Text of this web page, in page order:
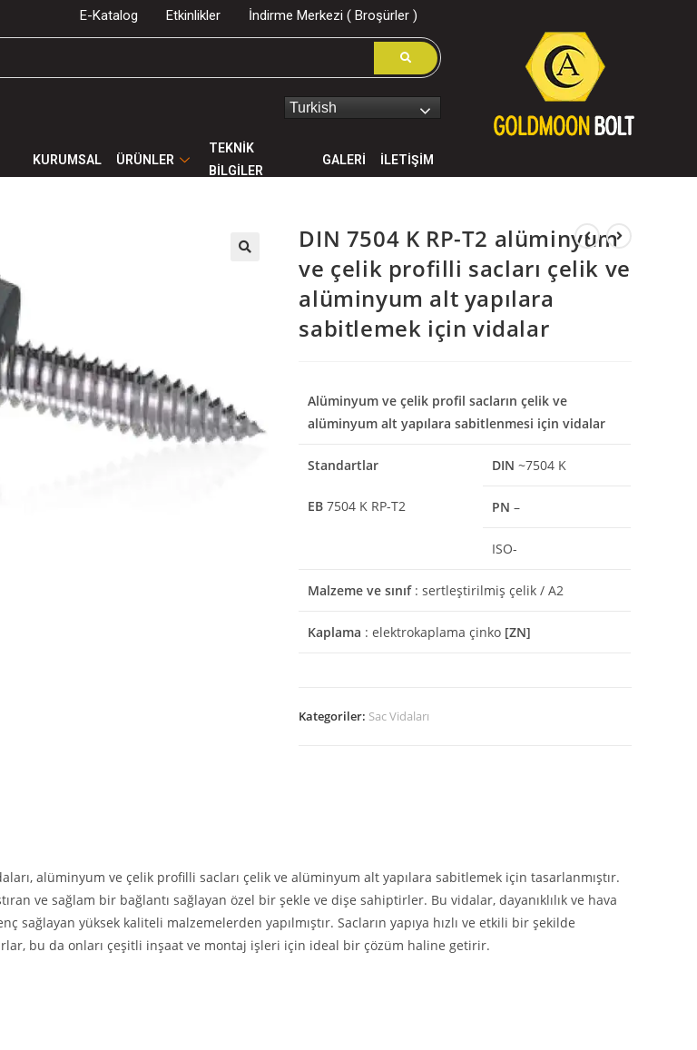
E-Katalog Etkinlikler İndirme Merkezi ( Broşürler )
Turkish
KURUMSAL ÜRÜNLER
TEKNİK
BİLGİLER
GALERİ İLETİŞİM
DIN 7504 K RP-T2 alüminyum
ve çelik profilli sacları çelik ve
alüminyum alt yapılara
sabitlemek için vidalar
Alüminyum ve çelik profil sacların çelik ve
alüminyum alt yapılara sabitlenmesi için vidalar
Standartlar
EB 7504 K RP-T2
DIN ~7504 K
PN –
ISO-
Malzeme ve sınıf: sertleştirilmiş çelik / A2
Kaplama : elektrokaplama çinko [ZN]
Kategoriler: Sac Vidaları
alüminyum ve çelik profilli sacları çelik ve alüminyum alt yapılara sabitlemek için tasarlanmıştır.
ve sağlam bir bağlantı sağlayan özel bir şekle ve dişe sahiptirler. Bu vidalar, dayanıklılık ve hava
sağlayan yüksek kaliteli malzemelerden yapılmıştır. Sacların yapıya hızlı ve etkili bir şekilde
bu da onları çeşitli inşaat ve montaj işleri için ideal bir çözüm haline getirir.